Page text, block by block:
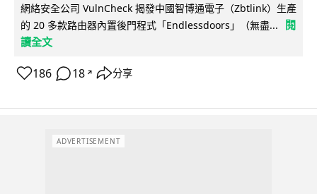
網絡安全公司 VulnCheck 揭發中國智博通電子（Zbtlink）生產
的 20 多款路由器內置後門程式「Endlessdoors」（無盡...
閱
讀全文
186 18 ↗ 分享
ADVERTISEMENT